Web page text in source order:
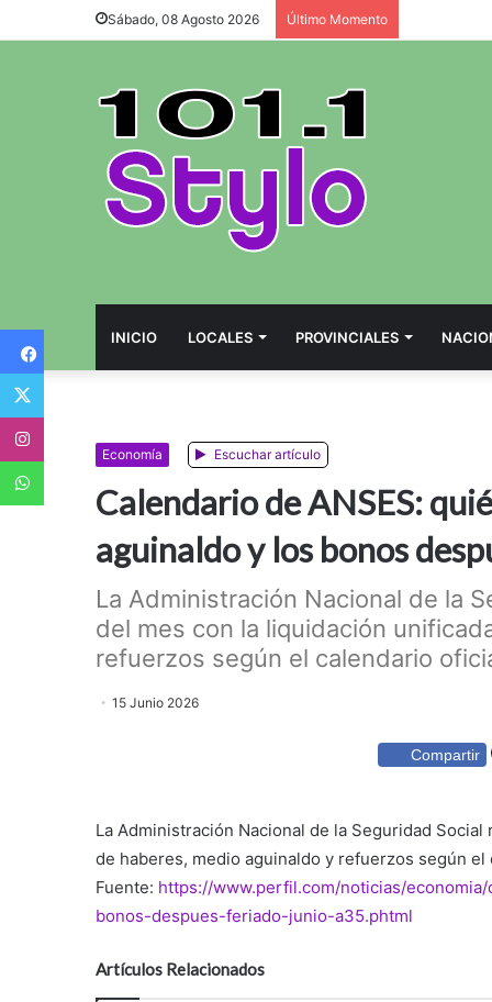
Sábado, 08 Agosto 2026 Último Momento
INICIO LOCALES PROVINCIALES
Economía Escuchar artículo
Calendario de ANSES:
aguinaldo y los bonos
La Administración Nacional de la
del mes con la liquidación
refuerzos según el calendario
15 Junio 2026
Compartir
La Administración Nacional de la Seguridad
de haberes, medio aguinaldo y refuerzos según
Fuente: https://www.perfil.com/noticias/
bonos-despues-feriado-junio-a35.phtml
Artículos Relacionados
Facebook
Twitter
WhatsApp